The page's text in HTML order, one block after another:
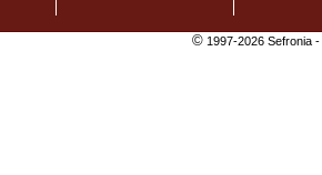
©1997-2026 Sefronia -